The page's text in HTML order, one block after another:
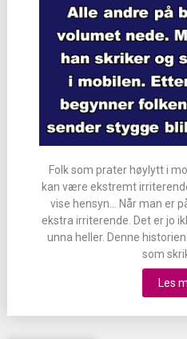
Folk som prater høylytt i
kan være ekstremt
vise hensyn… Når man er
ekstra irriterende. Det er jo
unna heller. Denne
som
Les